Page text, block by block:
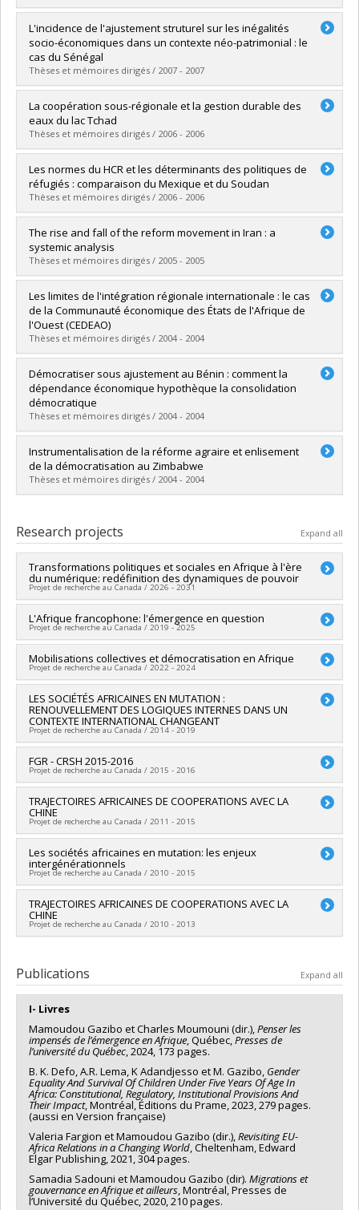
Graduate :Mc Graw, Karoline
Cycle :Master's
Grade :M. Sc.
Lien vers le document dans Papyrus
L'incidence de l'ajustement struturel sur les inégalités
socio-économiques dans un contexte néo-patrimonial : le
cas du Sénégal
Thèses et mémoires dirigés / 2007 - 2007
Graduate :Abadie, Delphine
Cycle :Master's
Grade :M. Sc.
Lien vers le document dans Papyrus
La coopération sous-régionale et la gestion durable des
eaux du lac Tchad
Thèses et mémoires dirigés / 2006 - 2006
Graduate : Moustapha Abakar, Malloumi
Cycle :Master's
Grade :M. Sc.
Lien vers le document dans Papyrus
Les normes du HCR et les déterminants des politiques de
réfugiés : comparaison du Mexique et du Soudan
Thèses et mémoires dirigés / 2006 - 2006
Graduate :Labesse, Maud Emmanuelle
Cycle :Master's
Grade :M. Sc.
Lien vers le document dans Papyrus
The rise and fall of the reform movement in Iran : a
systemic analysis
Thèses et mémoires dirigés / 2005 - 2005
Graduate :Hojati, Afshin
Cycle :Master's
Grade :M. Sc.
Lien vers le document dans Papyrus
Les limites de l'intégration régionale internationale : le cas
de la Communauté économique des États de l'Afrique de
l'Ouest (CEDEAO)
Thèses et mémoires dirigés / 2004 - 2004
Graduate :Ramdé, Mamadou
Cycle :Master's
Grade :M. Sc.
Lien vers le document dans Papyrus
Démocratiser sous ajustement au Bénin : comment la
dépendance économique hypothèque la consolidation
démocratique
Thèses et mémoires dirigés / 2004 - 2004
Graduate :Bilodeau, Valérie
Cycle :Master's
Grade :M. Sc.
Lien vers le document dans Papyrus
Instrumentalisation de la réforme agraire et enlisement
de la démocratisation au Zimbabwe
Thèses et mémoires dirigés / 2004 - 2004
Cycle :Master's
Grade :M. Sc.
Lien vers le document dans Papyrus
Research projects Expand all
Transformations politiques et sociales en Afrique à l'ère
du numérique: redéfinition des dynamiques de pouvoir
Projet de recherche au Canada / 2026 - 2031
Funding sources:FRQSC/Fonds de recherche du Québec -
Société et culture (FQRSC)
Grant programs:PVXXXXXX-(SE) Programme Soutien aux
équipes de recherche - Stade de développement :
Renouvellement
L'Afrique francophone: l'émergence en question
Projet de recherche au Canada / 2019 - 2025
Lead researcher :Richard Marcoux
Co-researchers : Mamoudou Gazibo
Funding sources:FRQSC/Fonds de recherche du Québec -
Société et culture (FQRSC)
Grant programs:PVXXXXXX-(SE) Programme Soutien aux
équipes de recherche - Stade de développement :
Renouvellement
Mobilisations collectives et démocratisation en Afrique
Projet de recherche au Canada / 2022 - 2024
Lead researcher :Mamoudou Gazibo
Funding sources:CRSH/Conseil de recherches en sciences
humaines du Canada
Grant programs:
LES SOCIÉTÉS AFRICAINES EN MUTATION :
RENOUVELLEMENT DES LOGIQUES INTERNES DANS UN
CONTEXTE INTERNATIONAL CHANGEANT
Projet de recherche au Canada / 2014 - 2019
Lead researcher :Richard Marcoux
Co-researchers : Mamoudou Gazibo
Funding sources:FRQSC/Fonds de recherche du Québec -
Société et culture (FQRSC)
Grant programs:PVXXXXXX-(SE) Programme Soutien aux
équipes de recherche - Stade de développement :
Renouvellement
FGR - CRSH 2015-2016
Projet de recherche au Canada / 2015 - 2016
Funding sources:CRSH/Conseil de recherches en sciences
humaines du Canada
Grant programs:
TRAJECTOIRES AFRICAINES DE COOPERATIONS AVEC LA
CHINE
Projet de recherche au Canada / 2011 - 2015
Lead researcher :Mamoudou Gazibo
Funding sources:CRSH/Conseil de recherches en sciences
humaines du Canada
recherche
Les sociétés africaines en mutation: les enjeux
intergénérationnels
Projet de recherche au Canada / 2010 - 2015
Lead researcher :Mamoudou Gazibo
Co-researchers :
Anne Calvès ,Bob W. White
Marcoux
Grant programs:
PVXXXXXX-(SE) Programme Soutien aux
équipes de recherche - Stade de développement : Émergence
TRAJECTOIRES AFRICAINES DE COOPERATIONS AVEC LA
CHINE
Projet de recherche au Canada / 2010 - 2013
Publications Expand all
I- Livres
Mamoudou Gazibo et Charles Moumouni (dir.),Penser les
impensés del’émergence en Afrique, Québec,Presses de
l’université du Québec, 2024, 173 pages.
B. K. Defo, A.R. Lema, K Adandjesso et M. Gazibo, Gender
Equality And Survival Of Children Under Five Years Of Age In
Africa: Constitutional, Regulatory, Institutional Provisions And
Their Impact, Montréal, Éditions du Prame, 2023, 279 pages.
(aussi en Version française)
Valeria Fargion et Mamoudou Gazibo (dir.),Revisiting EU-
Africa Relations in a Changing World, Cheltenham, Edward
Elgar Publishing, 2021, 304 pages.
Samadia Sadouni et Mamoudou Gazibo (dir). Migrations et
gouvernance en Afrique et ailleurs, Montréal, Presses de
l’Université du Québec, 2020, 210 pages.